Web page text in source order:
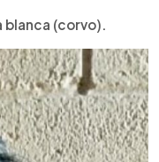
(corvo).